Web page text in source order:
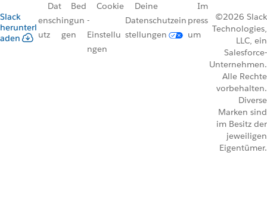
Slack
herunterl
aden
Dat
ensch
utz
Bed
ingun
gen
Cookie
-
Einstellu
ngen
Deine
Datenschutzein
stellungen
Im
press
um
©2026 Slack
Technologies,
LLC, ein
Salesforce-
Unternehmen.
Alle Rechte
vorbehalten.
Diverse
Marken sind
im Besitz der
jeweiligen
Eigentümer.